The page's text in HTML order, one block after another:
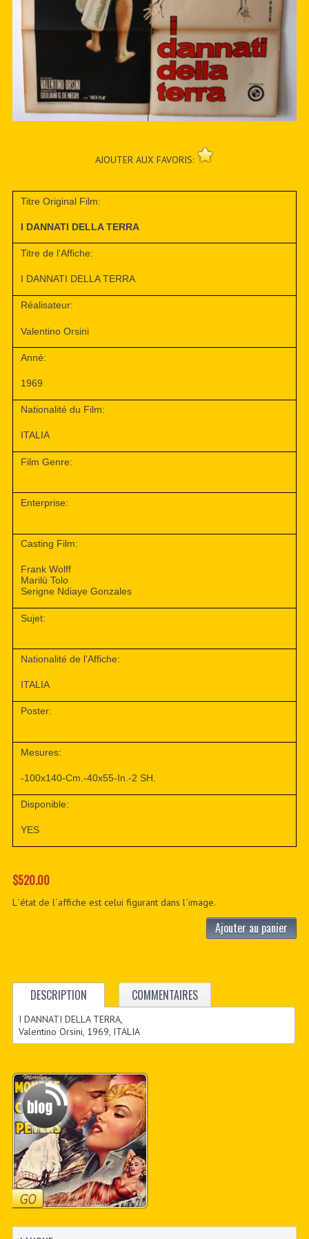
AJOUTER AUX FAVORIS:
Titre Original Film:
I DANNATI DELLA TERRA
Titre de l'Affiche:
I DANNATI DELLA TERRA
Réalisateur:
Valentino Orsini
Anné:
1969
Nationalité du Film:
ITALIA
Film Genre:
Enterprise:
Casting Film:
Frank Wolff
Marilù Tolo
Serigne Ndiaye Gonzales
Sujet:
Nationalité de l'Affiche:
ITALIA
Poster:
Mesures:
-100x140-Cm.-40x55-In.-2 SH.
Disponible:
YES
$520.00
L´état de l´affiche est celui figurant dans l´image.
Ajouter au panier
DESCRIPTION COMMENTAIRES
I DANNATI DELLA TERRA,
Valentino Orsini, 1969, ITALIA